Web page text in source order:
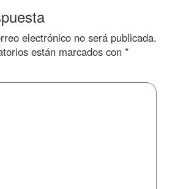
electrónico no será publicada.
están marcados con *